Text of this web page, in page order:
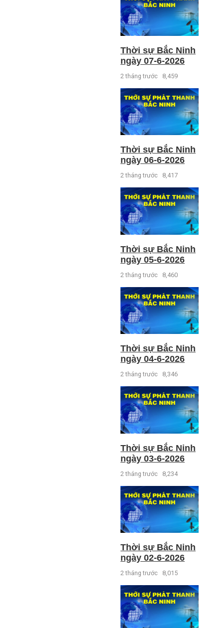
Thời sự Bắc Ninh
ngày 07-6-2026
2 tháng trước 8,459
Thời sự Bắc Ninh
ngày 06-6-2026
2 tháng trước 8,417
Thời sự Bắc Ninh
ngày 05-6-2026
2 tháng trước 8,460
Thời sự Bắc Ninh
ngày 04-6-2026
2 tháng trước 8,346
Thời sự Bắc Ninh
ngày 03-6-2026
2 tháng trước 8,234
Thời sự Bắc Ninh
ngày 02-6-2026
2 tháng trước 8,015